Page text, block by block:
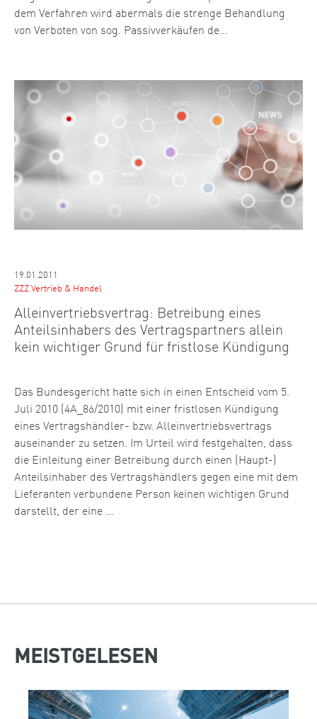
dem Verfahren wird abermals die strenge Behandlung
von Verboten von sog. Passivverkäufen de…
19.01.2011
ZZZ Vertrieb & Handel
Alleinvertriebsvertrag: Betreibung eines
Anteilsinhabers des Vertragspartners allein
kein wichtiger Grund für fristlose Kündigung
Das Bundesgericht hatte sich in einen Entscheid vom 5.
Juli 2010 (4A_86/2010) mit einer fristlosen Kündigung
eines Vertragshändler- bzw. Alleinvertriebsvertrags
auseinander zu setzen. Im Urteil wird festgehalten, dass
die Einleitung einer Betreibung durch einen (Haupt-)
Anteilsinhaber des Vertragshändlers gegen eine mit dem
Lieferanten verbundene Person keinen wichtigen Grund
darstellt, der eine …
MEISTGELESEN